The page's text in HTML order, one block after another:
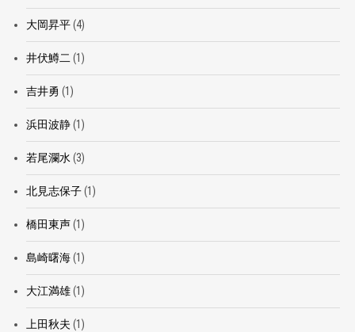
大岡昇平(4)
井伏鱒二(1)
吉井勇 (1)
浜田波静(1)
若尾瀾水(3)
北見志保子(1)
橋田東声(1)
島崎曙海(1)
大江満雄(1)
上田秋夫 (1)